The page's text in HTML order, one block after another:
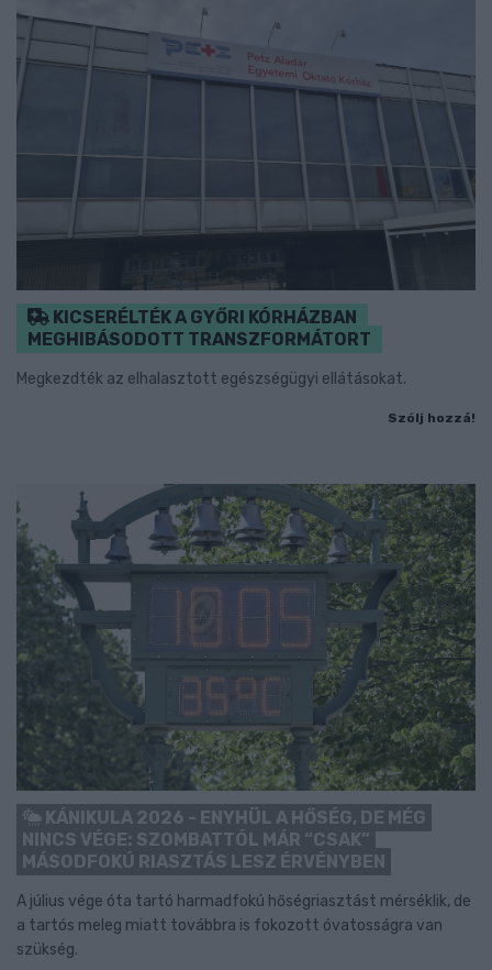
KICSERÉLTÉK A GYŐRI KÓRHÁZBAN
MEGHIBÁSODOTT TRANSZFORMÁTORT
Megkezdték az elhalasztott egészségügyi ellátásokat.
Szólj hozzá!
KÁNIKULA 2026 - ENYHÜL A HŐSÉG, DE MÉG
NINCS VÉGE: SZOMBATTÓL MÁR “CSAK”
MÁSODFOKÚ RIASZTÁS LESZ ÉRVÉNYBEN
A július vége óta tartó harmadfokú hőségriasztást mérséklik, de
a tartós meleg miatt továbbra is fokozott óvatosságra van
szükség.